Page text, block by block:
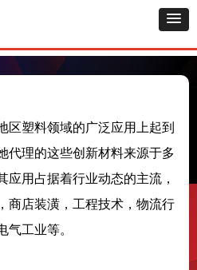
塑料领域的广泛应用上起到
代理的这些创新材料来源于多
用占据着行业动态的主流，
商店装潢，工程技术，物流行
工业等。